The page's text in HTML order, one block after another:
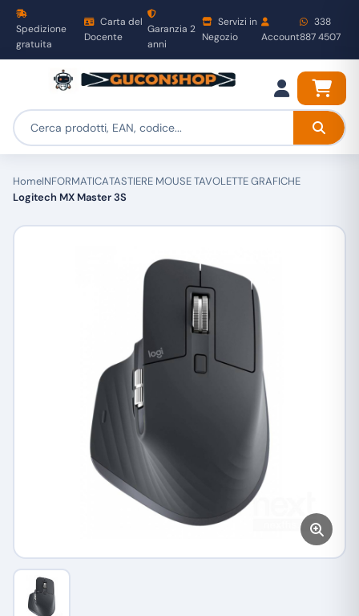
Spedizione
gratuita
Carta del
Docente
Garanzia 2
anni
Servizi in
Negozio
Account
338
887 4507
HomeINFORMATICATASTIERE MOUSE TAVOLETTE GRAFICHE
Logitech MX Master 3S